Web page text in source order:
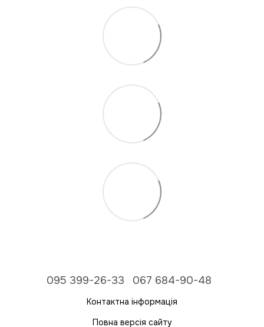
095 399-26-33 067 684-90-48
Контактна інформація
Повна версія сайту